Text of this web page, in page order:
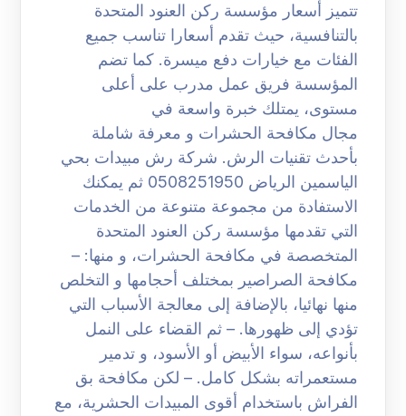
تتميز أسعار مؤسسة ركن العنود المتحدة
بالتنافسية، حيث تقدم أسعارا تناسب جميع
الفئات مع خيارات دفع ميسرة. كما تضم
المؤسسة فريق عمل مدرب على أعلى
مستوى، يمتلك خبرة واسعة في
مجال مكافحة الحشرات و معرفة شاملة
بأحدث تقنيات الرش. شركة رش مبيدات بحي
الياسمين الرياض 0508251950 ثم يمكنك
الاستفادة من مجموعة متنوعة من الخدمات
التي تقدمها مؤسسة ركن العنود المتحدة
المتخصصة في مكافحة الحشرات، و منها: –
مكافحة الصراصير بمختلف أحجامها و التخلص
منها نهائيا، بالإضافة إلى معالجة الأسباب التي
تؤدي إلى ظهورها. – ثم القضاء على النمل
بأنواعه، سواء الأبيض أو الأسود، و تدمير
مستعمراته بشكل كامل. – لكن مكافحة بق
الفراش باستخدام أقوى المبيدات الحشرية، مع